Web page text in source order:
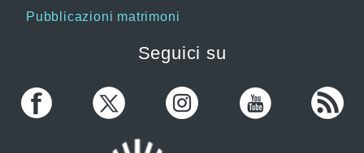
Pubblicazioni matrimoni
Seguici su